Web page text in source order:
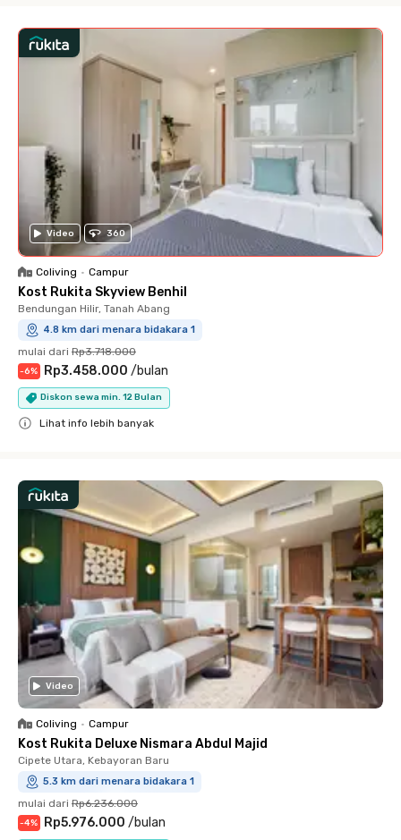
Video 360
Coliving • Campur
Kost Rukita Skyview Benhil
Bendungan Hilir, Tanah Abang
4.8 km dari menara bidakara 1
mulai dari Rp3.718.000
-6% Rp3.458.000 /bulan
Diskon sewa min. 12 Bulan
Lihat info lebih banyak
Video
Coliving • Campur
Kost Rukita Deluxe Nismara Abdul Majid
Cipete Utara, Kebayoran Baru
5.3 km dari menara bidakara 1
mulai dari Rp6.236.000
-4% Rp5.976.000 /bulan